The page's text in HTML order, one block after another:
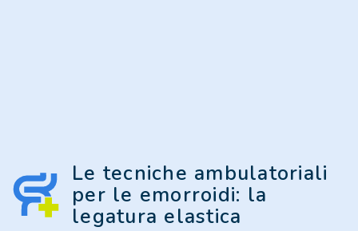
Le tecniche ambulatoriali
per le emorroidi: la
legatura elastica